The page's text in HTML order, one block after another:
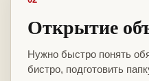
Открытие
Нужно быстро понять
бистро, подготовить